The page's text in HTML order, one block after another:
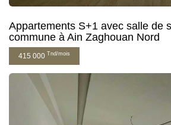
Appartements S+1 avec salle de
commune à Ain Zaghouan Nord
415 000 Tnd/mois